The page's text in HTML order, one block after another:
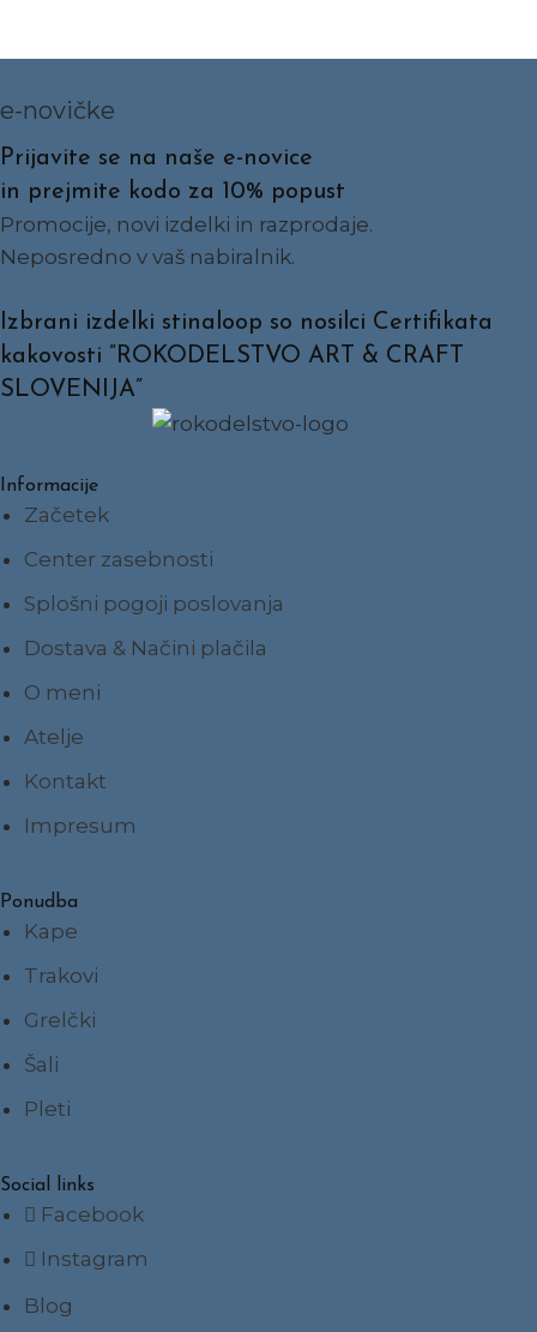
e-novičke
Prijavite se na naše e-novice
in prejmite kodo za 10% popust
Promocije, novi izdelki in razprodaje.
Neposredno v vaš nabiralnik.
Izbrani izdelki stinaloop so nosilci Certifikata
kakovosti ”ROKODELSTVO ART & CRAFT
SLOVENIJA”
Informacije
Začetek
Center zasebnosti
Splošni pogoji poslovanja
Dostava & Načini plačila
O meni
Atelje
Kontakt
Impresum
Ponudba
Kape
Trakovi
Grelčki
Šali
Pleti
Social links
Facebook
Instagram
Blog